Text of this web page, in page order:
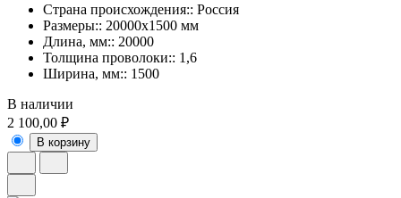
Страна происхождения:: Россия
Размеры:: 20000х1500 мм
Длина, мм:: 20000
Толщина проволоки:: 1,6
Ширина, мм:: 1500
В наличии
2 100,00 ₽
В корзину